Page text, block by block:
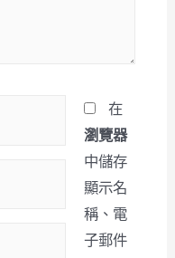
在
瀏覽器
中儲存
顯示名
稱、電
子郵件